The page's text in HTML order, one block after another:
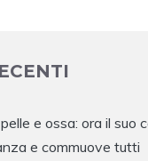
e ossa: ora il suo
e commuove tutti